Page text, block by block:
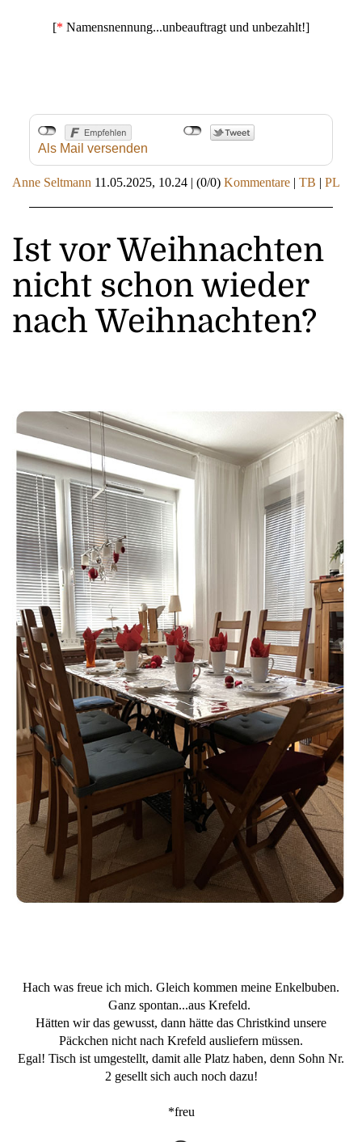
[* Namensnennung...unbeauftragt und unbezahlt!]
Als Mail versenden
Anne Seltmann 11.05.2025, 10.24 | (0/0) Kommentare | TB | PL
Ist vor Weihnachten
nicht schon wieder
nach Weihnachten?
Hach was freue ich mich. Gleich kommen meine Enkelbuben.
Ganz spontan...aus Krefeld.
Hätten wir das gewusst, dann hätte das Christkind unsere
Päckchen nicht nach Krefeld ausliefern müssen.
Egal! Tisch ist umgestellt, damit alle Platz haben, denn Sohn Nr.
2 gesellt sich auch noch dazu!
*freu